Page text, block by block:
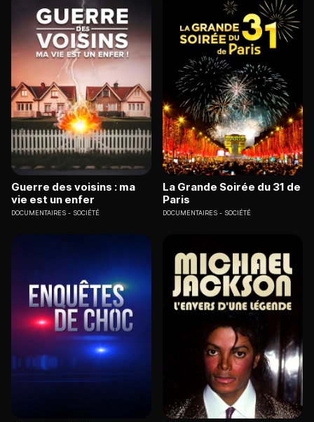
Guerre des voisins : ma
vie est un enfer
DOCUMENTAIRES SOCIÉTÉ
La Grande Soirée du 31 de
Paris
DOCUMENTAIRES SOCIÉTÉ